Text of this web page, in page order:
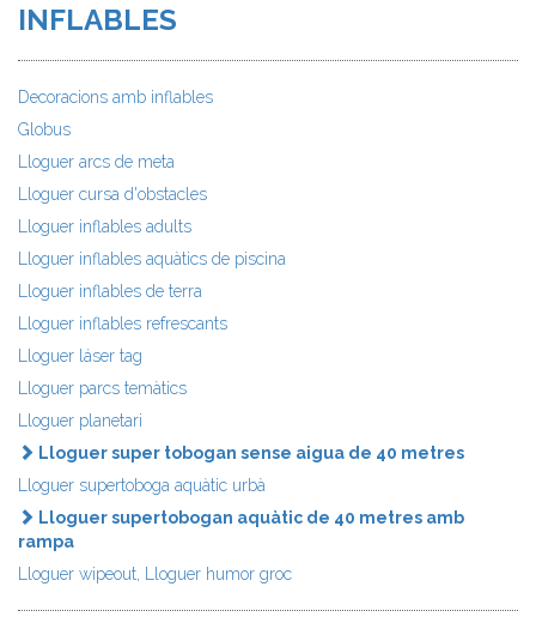
INFLABLES
Decoracions amb inflables
Globus
Lloguer arcs de meta
Lloguer cursa d'obstacles
Lloguer inflables adults
Lloguer inflables aquàtics de piscina
Lloguer inflables de terra
Lloguer inflables refrescants
Lloguer láser tag
Lloguer parcs temàtics
Lloguer planetari
Lloguer super tobogan sense aigua de 40 metres
Lloguer supertoboga aquàtic urbà
Lloguer supertobogan aquàtic de 40 metres amb
rampa
Lloguer wipeout, Lloguer humor groc